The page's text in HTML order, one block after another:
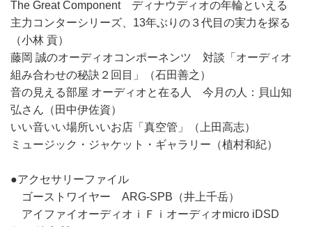
The Great Component ディナウディオの年輪といえる
主力コンターシリーズ、13年ぶりの３代目の実力を探る
（小林 貢）
藤岡 誠のオーディオコンポーネンツ 対談「オーディオ
組み合わせの秘訣２回目」（石田善之）
音の見える部屋 オーディオと在る人 今月の人：貝山知
弘さん（田中伊佐資）
いい音いい場所いいお店「真空管」（上田高志）
ミュージック・ジャケット・ギャラリー（植村和紀）
●アクセサリーファイル
ゴーストワイヤー ARG-SPB（井上千岳）
アイファイオーディオｉＦｉオーディオmicro iDSD